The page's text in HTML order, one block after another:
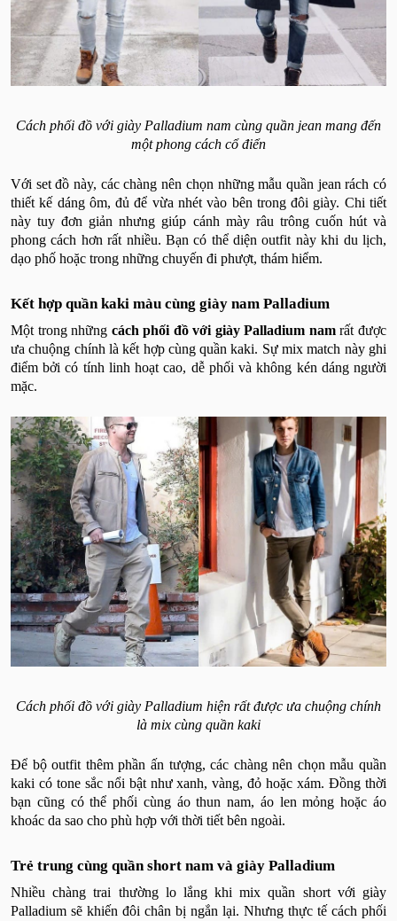
Cách phối đồ với giày Palladium nam cùng quần jean mang đến
một phong cách cổ điển
Với set đồ này, các chàng nên chọn những mẫu quần jean rách có
thiết kế dáng ôm, đủ để vừa nhét vào bên trong đôi giày. Chi tiết
này tuy đơn giản nhưng giúp cánh mày râu trông cuốn hút và
phong cách hơn rất nhiều. Bạn có thể diện outfit này khi du lịch,
dạo phố hoặc trong những chuyến đi phượt, thám hiểm.
Kết hợp quần kaki màu cùng giày nam Palladium
Một trong những cách phối đồ với giày Palladium namrất được
ưa chuộng chính là kết hợp cùng quần kaki. Sự mix match này ghi
điểm bởi có tính linh hoạt cao, dễ phối và không kén dáng người
mặc.
Cách phối đồ với giày Palladium hiện rất được ưa chuộng chính
là mix cùng quần kaki
Để bộ outfit thêm phần ấn tượng, các chàng nên chọn mẫu quần
kaki có tone sắc nổi bật như xanh, vàng, đỏ hoặc xám. Đồng thời
bạn cũng có thể phối cùng áo thun nam, áo len mỏng hoặc áo
khoác da sao cho phù hợp với thời tiết bên ngoài.
Trẻ trung cùng quần short nam và giày Palladium
Nhiều chàng trai thường lo lắng khi mix quần short với giày
Palladium sẽ khiến đôi chân bị ngắn lại. Nhưng thực tế cách phối